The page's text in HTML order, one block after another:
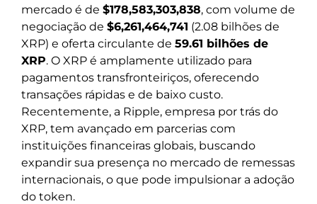
mercado é de $178,583,303,838, com volume de
negociação de $6,261,464,741 (2.08 bilhões de
XRP) e oferta circulante de 59.61 bilhões de
XRP. O XRP é amplamente utilizado para
pagamentos transfronteiriços, oferecendo
transações rápidas e de baixo custo.
Recentemente, a Ripple, empresa por trás do
XRP, tem avançado em parcerias com
instituições financeiras globais, buscando
expandir sua presença no mercado de remessas
internacionais, o que pode impulsionar a adoção
do token.